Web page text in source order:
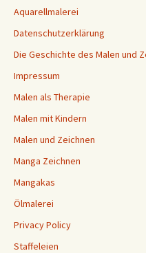
Aquarellmalerei
Datenschutzerklärung
Die Geschichte des Malen und
Impressum
Malen als Therapie
Malen mit Kindern
Malen und Zeichnen
Manga Zeichnen
Mangakas
Ölmalerei
Privacy Policy
Staffeleien